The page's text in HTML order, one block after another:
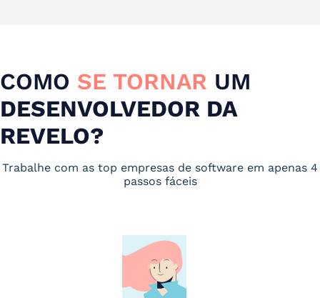
COMO SE TORNAR UM
DESENVOLVEDOR DA
REVELO?
Trabalhe com as top empresas de software em apenas 4
passos fáceis